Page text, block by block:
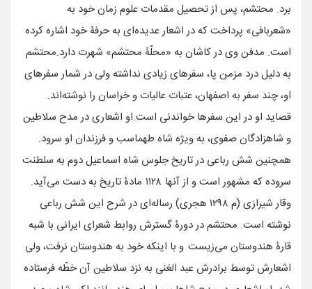
برد. محتشم، پس از تحصیل مقدمات علوم زمان خود به
«شعربافی» پرداخت که در اشعار عدیده‌ای به حرفۀ خود اشاره کرده
است. مدفن وی در کاشان به «محلّۀ محتشم» شهرت دارد.محتشم
به دلیل درد مزمن پا، سفرهای زیادی نداشته ولی در شمار سفرهای
او، چند سفر به اصفهان، عتبات عالیات و خراسان را نوشته‌اند.
قصاید او در این سفرها خواندنی است.او اشعاری در مدح سلاطین
و شاهزادگان صفوی، به ویژه شاه طهماسب و فرزندان او سرود.
همچنین شش رباعی در تاریخ جلوس شاه اسماعیل دوم به سلطنت
سروده که مشهور است و از آنها ۱۱۲۸ مادۀ تاریخ به دست می‌آید.
وقار شیرازی (م ۱۲۹۸ هجری) رساله‌ای در شرح این شش رباعی
نوشته است. محتشم در دورۀ گسترش روابط شعرای ایرانی با شبه
قارۀ هندوستان می‌زیست و با اینکه خود به هندوستان نرفت، ولی
اشعارش توسط برادرش عبد الغنی به نزد سلاطین آن خطّه فرستاده